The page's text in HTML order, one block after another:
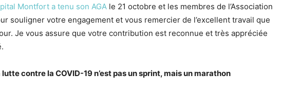
Montfort a tenu son AGA le 21 octobre et les membres de l’Association
souligner votre engagement et vous remercier de l’excellent travail que
Je vous assure que votre contribution est reconnue et très appréciée
contre la COVID-19 n’est pas un sprint, mais un marathon